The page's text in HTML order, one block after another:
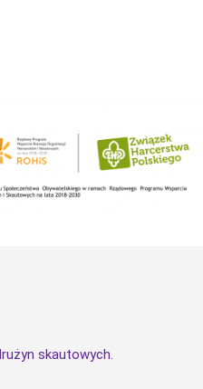
skautowych.